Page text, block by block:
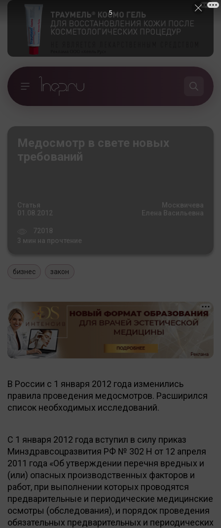
Медосмотр в свете новых
требований
Статья
01.08.2012
72018
3 мин на прочтение
Москвичева
Елена Васильевна
бизнес закон
В России с 1 января 2012 года изменились
правила проведения медосмотров. Расширился
список необходимых исследований.
С 1 января 2012 года вступил в силу приказ
Минздравсоцразвития РФ № 302 Н от 12 апреля
2011 года «Об утверждении перечня вредных и
(или) опасных производственных факторов и
работ, при выполнении которых проводятся
предварительные и периодические медицинские
осмотры (обследования), и порядок проведения
обязательных предварительных и периодических
5